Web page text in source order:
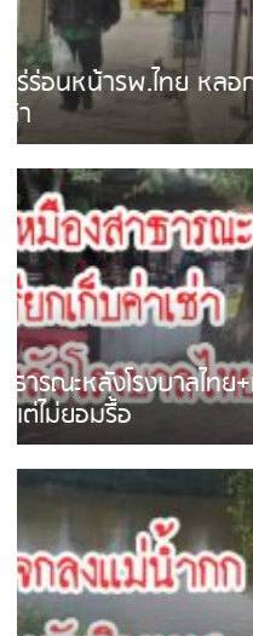
เดือนร้อน! ชาวเชียง
บายพาสเสียงดังส
หนุ่มเจียงฮายจ่ม พ
รถเครื่องหลบไม่ทันล้ม